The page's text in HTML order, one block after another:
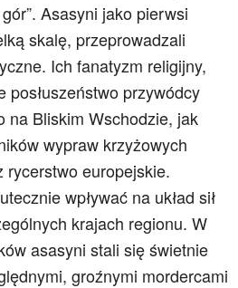
Asasyni jako pierwsi
skalę, przeprowadzali
Ich fanatyzm religijny,
posłuszeństwo przywódcy
na Bliskim Wschodzie, jak
wypraw krzyżowych
europejskie.
wpływać na układ sił
krajach regionu. W
asasyni stali się świetnie
groźnymi mordercami